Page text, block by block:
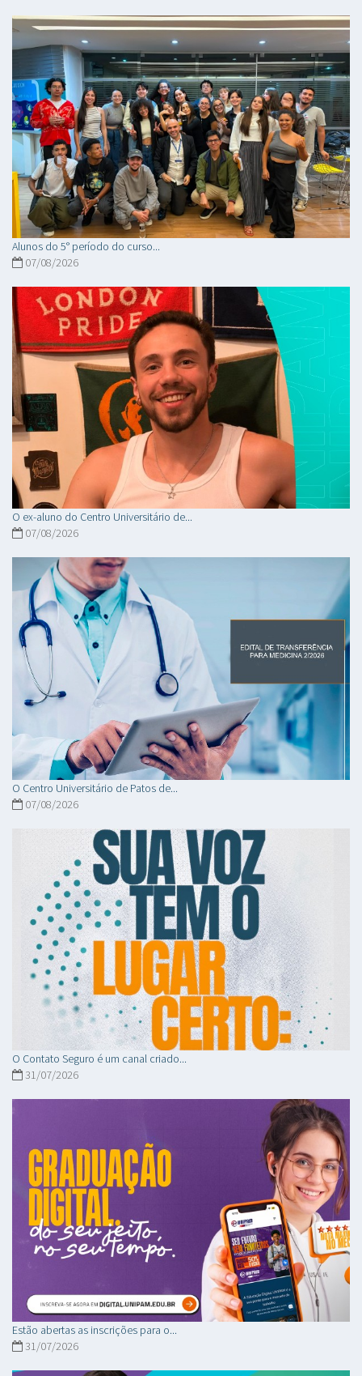
Alunos do 5° período do curso...
07/08/2026
O ex-aluno do Centro Universitário de...
07/08/2026
O Centro Universitário de Patos de...
07/08/2026
O Contato Seguro é um canal criado...
31/07/2026
Estão abertas as inscrições para o...
31/07/2026